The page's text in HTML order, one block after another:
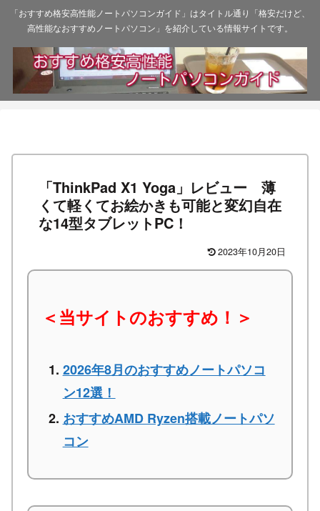
「おすすめ格安高性能ノートパソコンガイド」はタイトル通り「格安だけど、
高性能なおすすめノートパソコン」を紹介している情報サイトです。
「ThinkPad X1 Yoga」レビュー 薄
くて軽くてお絵かきも可能と変幻自在
な14型タブレットPC！
2023年10月20日
＜当サイトのおすすめ！＞
2026年8月のおすすめノートパソコ
ン12選！
おすすめAMD Ryzen搭載ノートパソ
コン